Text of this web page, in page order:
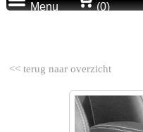
Menu (0)
<< terug naar overzicht